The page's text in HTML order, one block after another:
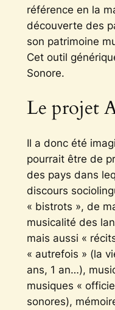
référence en la
découverte des
son patrimoine
Cet outil
Sonore.
Le projet
Il a donc été
pourrait être de
des pays dans
discours
« bistrots », de
musicalité des
mais aussi «
« autrefois » (la
ans, 1 an…),
musiques «
sonores),